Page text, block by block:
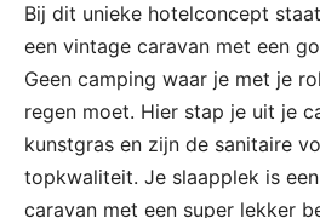
Bij dit unieke hotelconcept
een vintage caravan met een
Geen camping waar je met je
regen moet. Hier stap je uit je
kunstgras en zijn de sanitaire
topkwaliteit. Je slaapplek is
caravan met een super lekker